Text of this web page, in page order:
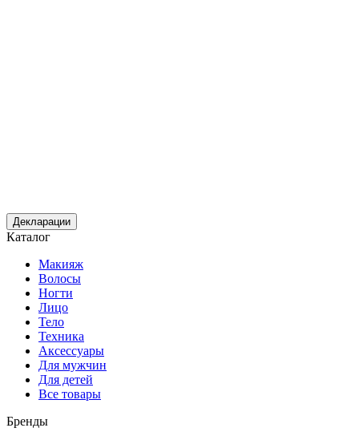
Декларации
Каталог
Макияж
Волосы
Ногти
Лицо
Тело
Техника
Аксессуары
Для мужчин
Для детей
Все товары
Бренды